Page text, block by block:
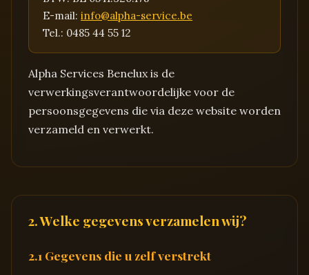
E-mail: info@alpha-service.be
Tel.: 0485 44 55 12
Alpha Services Benelux is de
verwerkingsverantwoordelijke voor de
persoonsgegevens die via deze website worden
verzameld en verwerkt.
2. Welke gegevens verzamelen wij?
2.1 Gegevens die u zelf verstrekt